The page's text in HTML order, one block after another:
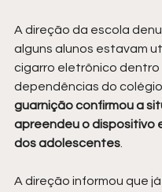
A direção da escola
alguns alunos estavam
cigarro eletrônico dentro
dependências do colégio.
guarnição confirmou a
apreendeu o dispositivo
dos adolescentes
A direção informou que